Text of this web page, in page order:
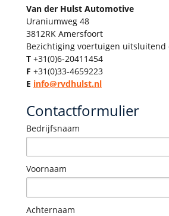
Van der Hulst Automotive
Uraniumweg 48
3812RK Amersfoort
Bezichtiging voertuigen uitsluitend
T +31(0)6-20411454
F +31(0)33-4659223
E info@rvdhulst.nl
Contactformulier
Bedrijfsnaam
Voornaam
Achternaam